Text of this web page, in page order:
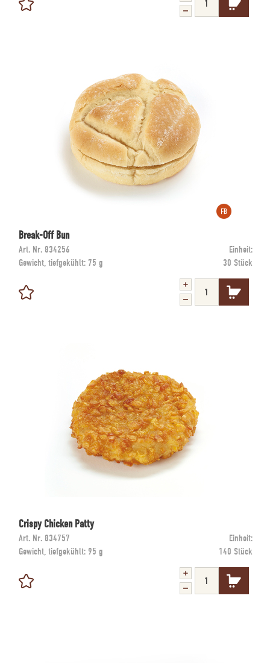
Break-Off Bun
Art. Nr. 834256
Einheit:
Gewicht, tiefgekühlt: 75 g 30 Stück
Crispy Chicken Patty
Art. Nr. 834757
Einheit:
Gewicht, tiefgekühlt: 95 g 140 Stück